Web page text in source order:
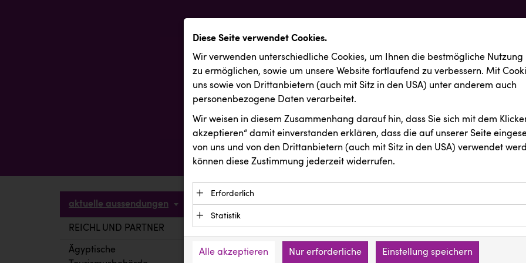
aktuelle aussendungen
REICHL UND PARTNER
Ägyptische
Diese Seite verwendet Cookies.
Wir verwenden unterschiedliche Cookies, um Ihnen die best­mögliche Nutzung
zu ermöglichen, sowie um unsere Website fortlaufend zu verbessern. Mit
uns sowie von Drittanbietern (auch mit Sitz in den USA) unter anderem auch
personenbezogene Daten verarbeitet.
Wir weisen in diesem Zusammenhang darauf hin, dass Sie sich mit dem
akzeptieren“ damit ein­ver­standen erklären, dass die auf unserer Seite
von uns und von den Drittanbietern (auch mit Sitz in den USA) verwendet
können diese Zustimmung jederzeit widerrufen.
Erforderlich
Essenzielle Cookies ermöglichen grundlegende Funktionen und sind für die
Funktion der Website erforderlich. Diese Cookies speichern keine
Daten und werden an keine Dritten übermittelt.
Anbieter: Eigentümer der Website (Erstanbieter)
Statistik
verstehen, wie unsere Besucher unsere Website nutzen.
Alle akzeptieren Nur erforderliche Einstellung speichern